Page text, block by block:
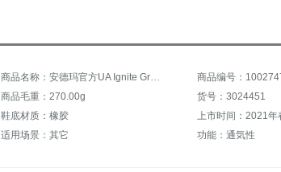
商品名称：安德玛官方UA Ignite Graphic男子运动拖鞋Under Armour3024451 白色101 42.5 商品编号：
商品毛重：270.00g
货号：3024451
鞋底材质：橡胶
上市时间：2021年
适用场景：其它
功能：通気性